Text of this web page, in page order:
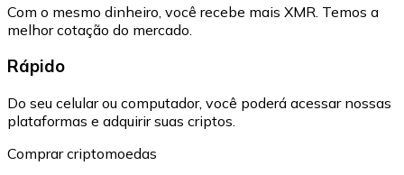
Com o mesmo dinheiro, você recebe mais XMR. Temos a
melhor cotação do mercado.
Rápido
Do seu celular ou computador, você poderá acessar nossas
plataformas e adquirir suas criptos.
Comprar criptomoedas